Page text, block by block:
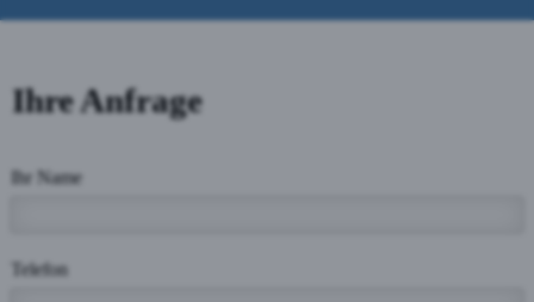
Ihre Anfrage
Ihr Name
Telefon